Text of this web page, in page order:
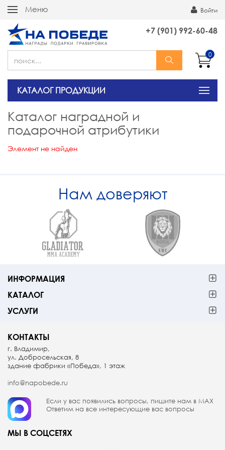
Меню Войти
+7 (901) 992-60-48
0
КАТАЛОГ ПРОДУКЦИИ
Каталог наградной и
подарочной атрибутики
Элемент не найден
Нам доверяют
ИНФОРМАЦИЯ
КАТАЛОГ
УСЛУГИ
КОНТАКТЫ
г. Владимир,
ул. Добросельская, 8
здание фабрики «Победа», 1 этаж
info@napobede.ru
Если у вас появились вопросы, пишите нам в МАX
Ответим на все интересующие вас вопросы
МЫ В СОЦСЕТЯХ